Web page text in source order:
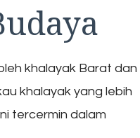
khalayak Barat dan
khalayak yang lebih
tercermin dalam